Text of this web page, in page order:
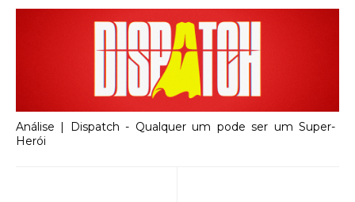
Análise | Dispatch - Qualquer um pode ser um Super-
Herói